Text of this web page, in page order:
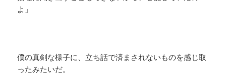
よ」
僕の真剣な様子に、立ち話で済まされないものを感じ取
ったみたいだ。